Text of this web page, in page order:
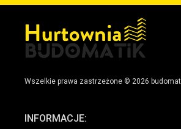
Wszelkie prawa zastrzeżone © 2026
INFORMACJE: